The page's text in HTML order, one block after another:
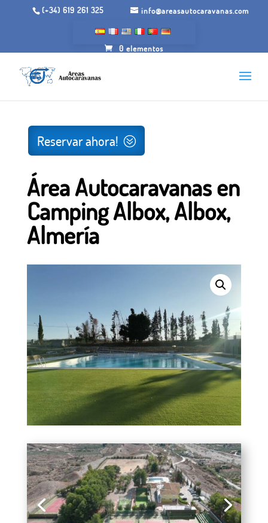
(+34) 619 261 325 info@areasautocaravanas.com
0 elementos
Camping Albox, Albox, Almería
Reservar ahora!
Área Autocaravanas en
Camping Albox, Albox,
Almería